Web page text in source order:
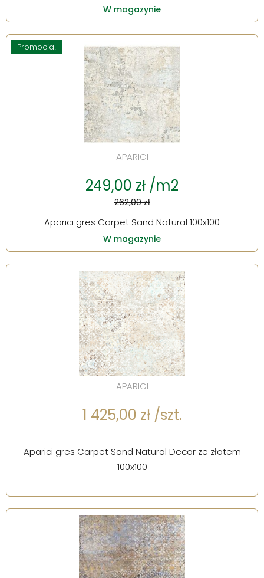
W magazynie
Promocja!
APARICI
249,00 zł /m2
262,00 zł
Aparici gres Carpet Sand Natural 100x100
W magazynie
APARICI
1 425,00 zł /szt.
Aparici gres Carpet Sand Natural Decor ze złotem
100x100